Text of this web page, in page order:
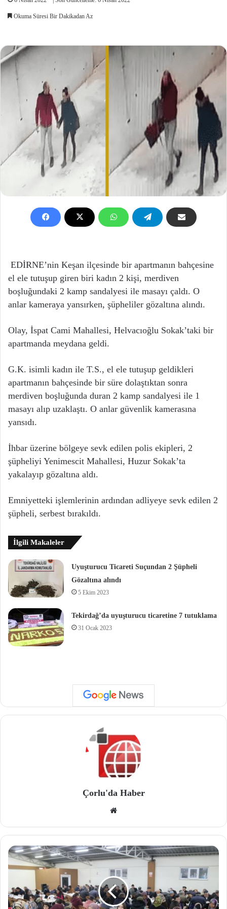
Okuma Süresi Bir Dakikadan Az
EDİRNE’nin Keşan ilçesinde bir apartmanın bahçesine
el ele tutuşup giren biri kadın 2 kişi, merdiven
boşluğundaki 2 kamp sandalyesi ile masayı çaldı. O
anlar kameraya yansırken, şüpheliler gözaltına alındı.
Olay, İspat Cami Mahallesi, Helvacıoğlu Sokak’taki bir
apartmanda meydana geldi.
G.K. isimli kadın ile T.S., el ele tutuşup geldikleri
apartmanın bahçesinde bir süre dolaştıktan sonra
merdiven boşluğunda duran 2 kamp sandalyesi ile 1
masayı alıp uzaklaştı. O anlar güvenlik kamerasına
yansıdı.
İhbar üzerine bölgeye sevk edilen polis ekipleri, 2
şüpheliyi Yenimescit Mahallesi, Huzur Sokak’ta
yakalayıp gözaltına aldı.
Emniyetteki işlemlerinin ardından adliyeye sevk edilen 2
şüpheli, serbest bırakıldı.
İlgili Makaleler
Uyuşturucu Ticareti Suçundan 2 Şüpheli
Gözaltına alındı
5 Ekim 2023
Tekirdağ’da uyuşturucu ticaretine 7 tutuklama
31 Ocak 2023
Çorlu'da Haber
site
si